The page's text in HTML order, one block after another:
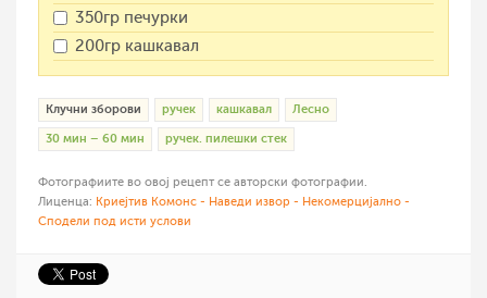
350гр печурки
200гр кашкавал
Клучни зборови ручек кашкавал Лесно
30 мин – 60 мин ручек. пилешки стек
Фотографиите во овој рецепт се авторски фотографии.
Лиценца: Криејтив Комонс - Наведи извор - Некомерцијално -
Сподели под исти услови